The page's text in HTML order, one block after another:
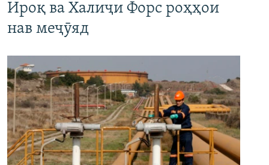
Ироқ ва Халиҷи Форс роҳҳои
нав меҷӯяд